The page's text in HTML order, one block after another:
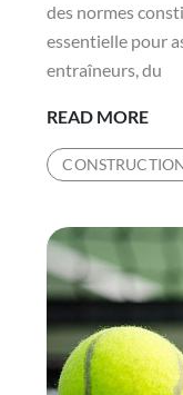
des normes
essentielle pour
entraîneurs, du
READ MORE
LES
DÈS